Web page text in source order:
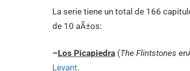
La serie tiene un total de 166
de 10 aÃ±os:
–Los Picapiedra(The Flintstones
Levant.